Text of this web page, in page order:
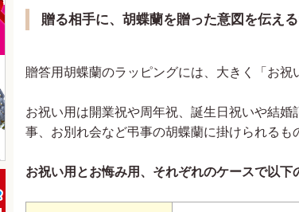
贈る相手に、胡蝶蘭を贈った意図を伝え
贈答用胡蝶蘭のラッピングには、大きく「お祝
お祝い用は開業祝や周年祝、誕生日祝いや結
事、お別れ会など弔事の胡蝶蘭に掛けられるも
お祝い用とお悔み用、それぞれのケースで以下